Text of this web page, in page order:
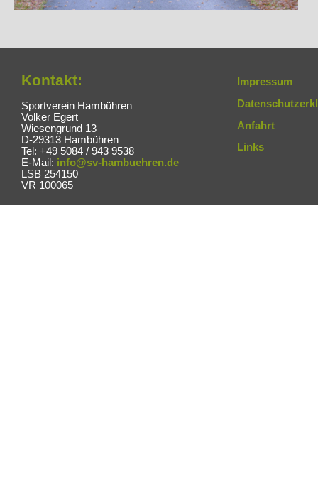
Kontakt:
Sportverein Hambühren
Volker Egert
Wiesengrund 13
D-29313 Hambühren
Tel: +49 5084 / 943 9538
E-Mail: info@sv-hambuehren.de
LSB 254150
VR 100065
Impressum
Anfahrt
Links